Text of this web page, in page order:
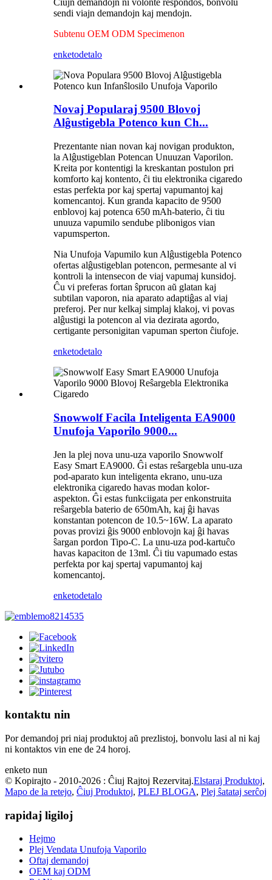
sendi viajn demandojn kaj mendojn.
Subtenu OEM ODM Specimenon
enketodetalo
Novaj Popularaj 9500 Blovoj
Alĝustigebla Potenco kun Ch...
Prezentante nian novan kaj novigan produkton,
la Alĝustigeblan Potencan Unuuzan Vaporilon.
Kreita por kontentigi la kreskantan postulon pri
komforto kaj kontento, ĉi tiu elektronika cigaredo
estas perfekta por kaj spertaj vapumantoj kaj
komencantoj. Kun granda kapacito de 9500
enblovoj kaj potenca 650 mAh-baterio, ĉi tiu
unuuza vapumilo sendube plibonigos vian
vapumsperton.
Nia Unufoja Vapumilo kun Alĝustigebla Potenco
ofertas alĝustigeblan potencon, permesante al vi
kontroli la intensecon de viaj vapumaj kunsidoj.
Ĉu vi preferas fortan ŝprucon aŭ glatan kaj
subtilan vaporon, nia aparato adaptiĝas al viaj
preferoj. Per nur kelkaj simplaj klakoj, vi povas
alĝustigi la potencon al via dezirata agordo,
certigante personigitan vapuman sperton ĉiufoje.
enketodetalo
Snowwolf Facila Inteligenta EA9000
Unufoja Vaporilo 9000...
Jen la plej nova unu-uza vaporilo Snowwolf
Easy Smart EA9000. Ĝi estas reŝargebla unu-uza
pod-aparato kun inteligenta ekrano, unu-uza
elektronika cigaredo havas modan kolor-
aspekton. Ĝi estas funkciigata per enkonstruita
reŝargebla baterio de 650mAh, kaj ĝi havas
konstantan potencon de 10.5~16W. La aparato
povas provizi ĝis 9000 enblovojn kaj ĝi havas
ŝargan pordon Tipo-C. La unu-uza pod-kartuĉo
havas kapaciton de 13ml. Ĉi tiu vapumado estas
perfekta por kaj spertaj vapumantoj kaj
komencantoj.
enketodetalo
kontaktu nin
Por demandoj pri niaj produktoj aŭ prezlistoj, bonvolu lasi al ni kaj
ni kontaktos vin ene de 24 horoj.
enketo nun
© Kopirajto - 2010-2026 : Ĉiuj Rajtoj Rezervitaj.Elstaraj Produktoj,
Mapo de la retejo, Ĉiuj Produktoj, PLEJ BLOGA, Plej ŝatataj serĉoj
rapidaj ligiloj
Hejmo
Plej Vendata Unufoja Vaporilo
Oftaj demandoj
OEM kaj ODM